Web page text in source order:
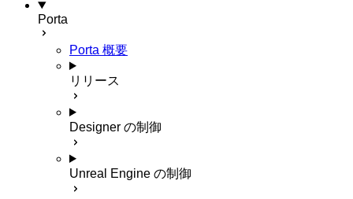
Porta
Porta 概要
リリース
Designer の制御
Unreal Engine の制御